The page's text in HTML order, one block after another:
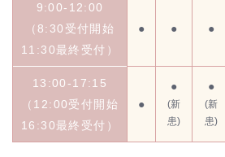
9:00-12:00
（8:30受付開始
11:30最終受付）
● ● ●
13:00-17:15
（12:00受付開始
16:30最終受付）
●
●
(新
患)
●
(新
患)